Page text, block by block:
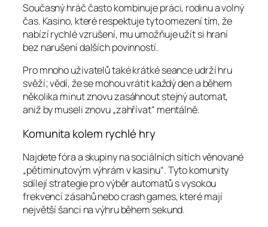
Současný hráč často kombinuje práci, rodinu a volný
čas. Kasino, které respektuje tyto omezení tím, že
nabízí rychlé vzrušení, mu umožňuje užít si hraní
bez narušení dalších povinností.
Pro mnoho uživatelů také krátké seance udrží hru
svěží; vědí, že se mohou vrátit každý den a během
několika minut znovu zasáhnout stejný automat,
aniž by museli znovu „zahřívat“ mentálně.
Komunita kolem rychlé hry
Najdete fóra a skupiny na sociálních sítích věnované
„pětiminutovým výhrám v kasinu“. Tyto komunity
sdílejí strategie pro výběr automatů s vysokou
frekvencí zásahů nebo crash games, které mají
největší šanci na výhru během sekund.